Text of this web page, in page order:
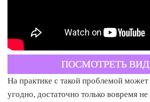
ПОСМОТРЕТЬ
На практике с такой проблемой может
угодно, достаточно только вовремя не